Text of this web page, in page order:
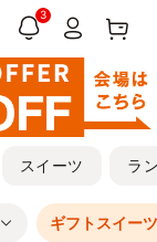
3
スイーツ ラ
ギフトスイー